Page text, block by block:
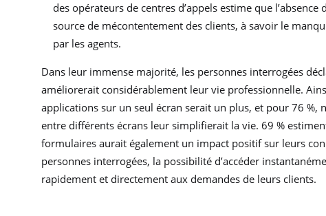
des opérateurs de centres d’appels estime que
source de mécontentement des clients, à savoir le
par les agents.
Dans leur immense majorité, les personnes interrogées
améliorerait considérablement leur vie professionnelle.
applications sur un seul écran serait un plus, et pour 76
entre différents écrans leur simplifierait la vie. 69 %
formulaires aurait également un impact positif sur leurs
personnes interrogées, la possibilité d’accéder
rapidement et directement aux demandes de leurs clients.